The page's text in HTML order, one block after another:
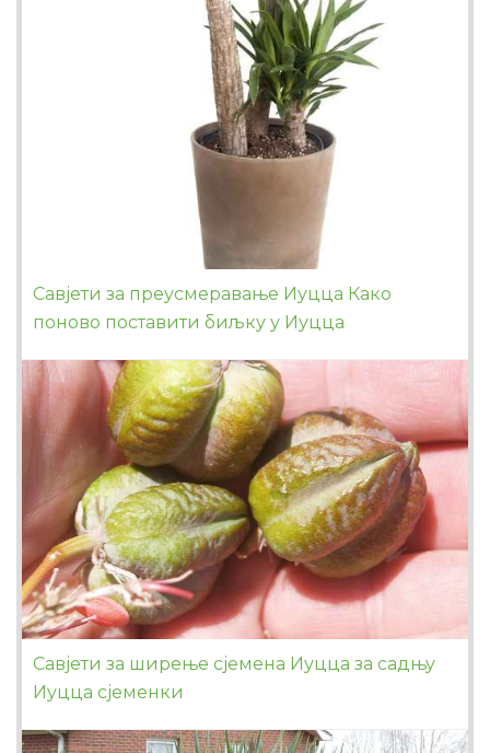
Савјети за преусмеравање Иуцца Како
поново поставити биљку у Иуцца
Савјети за ширење сјемена Иуцца за садњу
Иуцца сјеменки